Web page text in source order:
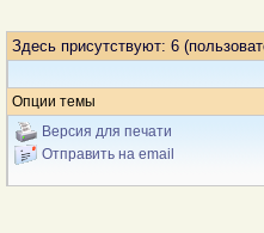
Здесь присутствуют: 6
Опции темы
Версия для печати
Отправить на email